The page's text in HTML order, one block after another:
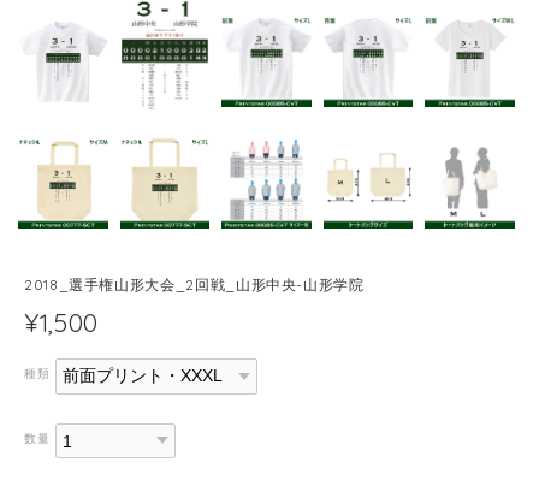
2018_選手権山形大会_2回戦_山形中央-山形学院
¥1,500
種類
数量